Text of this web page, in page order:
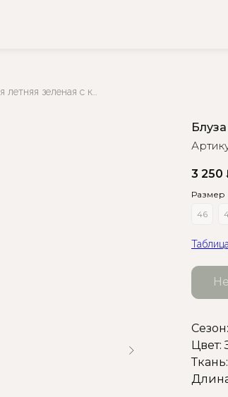
3 250
Размер
46
Цвет: